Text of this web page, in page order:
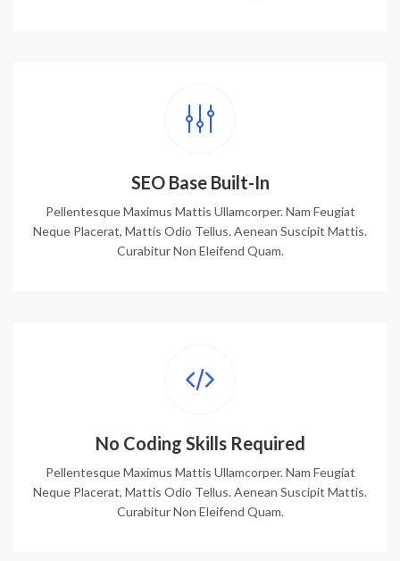
SEO Base Built-In
Pellentesque Maximus Mattis Ullamcorper. Nam Feugiat
Neque Placerat, Mattis Odio Tellus. Aenean Suscipit Mattis.
Curabitur Non Eleifend Quam.
No Coding Skills Required
Pellentesque Maximus Mattis Ullamcorper. Nam Feugiat
Neque Placerat, Mattis Odio Tellus. Aenean Suscipit Mattis.
Curabitur Non Eleifend Quam.